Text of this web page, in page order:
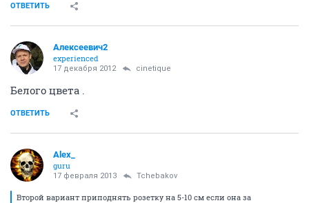
ОТВЕТИТЬ
Алексеевич2
experienced
17 декабря 2012 cinetique
Белого цвета .
ОТВЕТИТЬ
Alex_
guru
17 февраля 2013 Tchebakov
Второй вариант приподнять розетку на 5-10 см если она за